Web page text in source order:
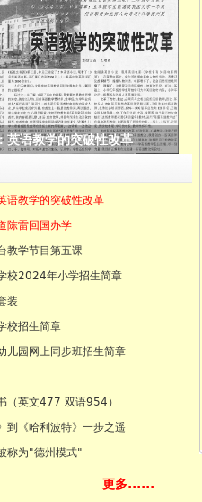
现场办公
语教学的突破性改革
陈雷回国办学
教学节目第五课
校2024年小学招生简章
装
校招生简章
儿园网上同步班招生简章
（英文477 双语954）
到《哈利波特》一步之遥
称为"德州模式"
更多......